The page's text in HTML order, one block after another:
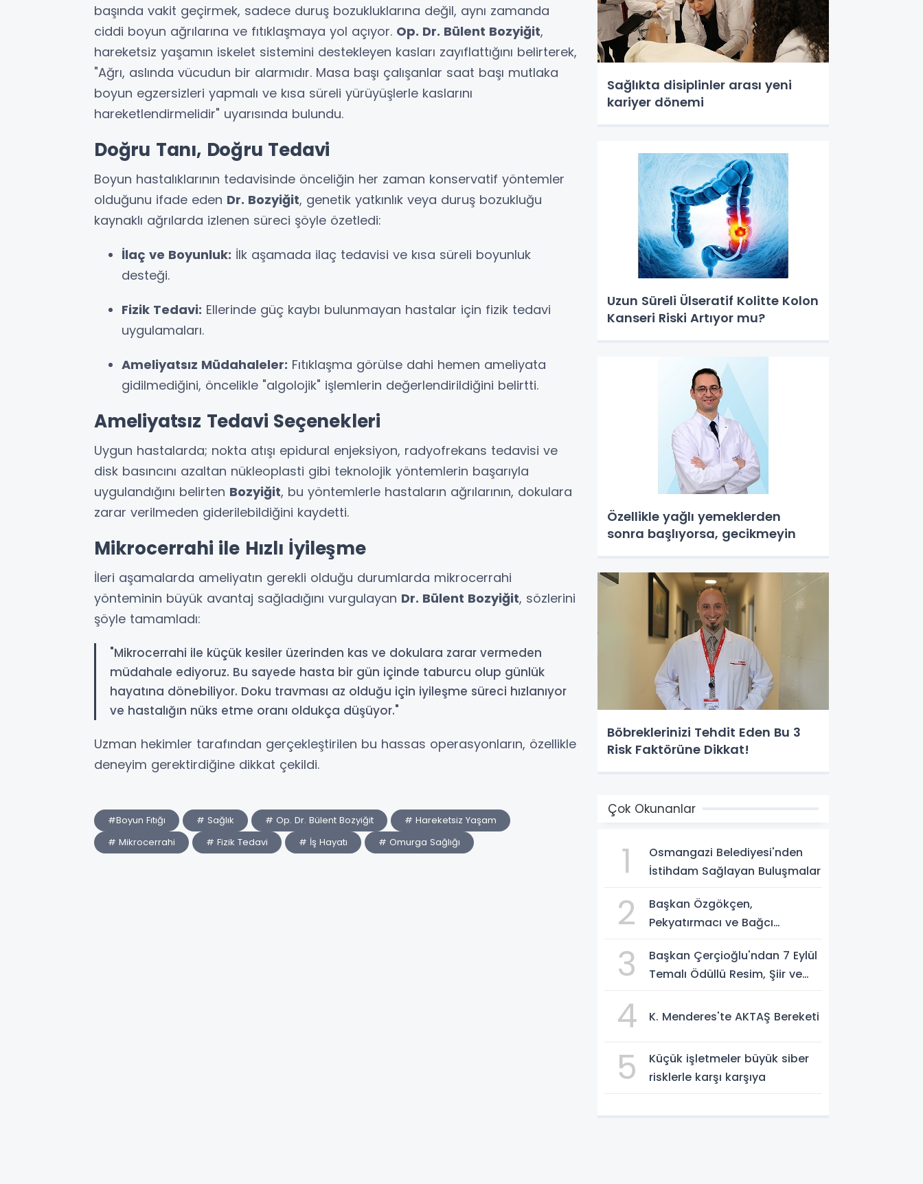
başında vakit geçirmek, sadece duruş bozukluklarına değil, aynı zamanda
ciddi boyun ağrılarına ve fıtıklaşmaya yol açıyor. Op. Dr. Bülent Bozyiğit,
hareketsiz yaşamın iskelet sistemini destekleyen kasları zayıflattığını belirterek,
"Ağrı, aslında vücudun bir alarmıdır. Masa başı çalışanlar saat başı mutlaka
boyun egzersizleri yapmalı ve kısa süreli yürüyüşlerle kaslarını
hareketlendirmelidir" uyarısında bulundu.
Doğru Tanı, Doğru Tedavi
Boyun hastalıklarının tedavisinde önceliğin her zaman konservatif yöntemler
olduğunu ifade eden Dr. Bozyiğit, genetik yatkınlık veya duruş bozukluğu
kaynaklı ağrılarda izlenen süreci şöyle özetledi:
İlaç ve Boyunluk: İlk aşamada ilaç tedavisi ve kısa süreli boyunluk
desteği.
Fizik Tedavi: Ellerinde güç kaybı bulunmayan hastalar için fizik tedavi
uygulamaları.
Ameliyatsız Müdahaleler: Fıtıklaşma görülse dahi hemen ameliyata
gidilmediğini, öncelikle "algolojik" işlemlerin değerlendirildiğini belirtti.
Ameliyatsız Tedavi Seçenekleri
Uygun hastalarda; nokta atışı epidural enjeksiyon, radyofrekans tedavisi ve
disk basıncını azaltan nükleoplasti gibi teknolojik yöntemlerin başarıyla
uygulandığını belirten Bozyiğit, bu yöntemlerle hastaların ağrılarının, dokulara
zarar verilmeden giderilebildiğini kaydetti.
Mikrocerrahi ile Hızlı İyileşme
İleri aşamalarda ameliyatın gerekli olduğu durumlarda mikrocerrahi
yönteminin büyük avantaj sağladığını vurgulayan Dr. Bülent Bozyiğit, sözlerini
şöyle tamamladı:
"Mikrocerrahi ile küçük kesiler üzerinden kas ve dokulara zarar vermeden
müdahale ediyoruz. Bu sayede hasta bir gün içinde taburcu olup günlük
hayatına dönebiliyor. Doku travması az olduğu için iyileşme süreci hızlanıyor
ve hastalığın nüks etme oranı oldukça düşüyor."
Uzman hekimler tarafından gerçekleştirilen bu hassas operasyonların, özellikle
deneyim gerektirdiğine dikkat çekildi.
#Boyun Fıtığı # Sağlık # Op. Dr. Bülent Bozyiğit
# Hareketsiz Yaşam
# Mikrocerrahi
# Fizik Tedavi # İş Hayatı # Omurga Sağlığı
Sağlıkta disiplinler arası yeni
kariyer dönemi
Uzun Süreli Ülseratif Kolitte Kolon
Kanseri Riski Artıyor mu?
Özellikle yağlı yemeklerden
sonra başlıyorsa, gecikmeyin
Böbreklerinizi Tehdit Eden Bu 3
Risk Faktörüne Dikkat!
Çok Okunanlar
1
Osmangazi Belediyesi'nden
İstihdam Sağlayan Buluşmalar
2
Başkan Özgökçen,
Pekyatırmacı ve Bağcı
Vatandaşlarla Bir Araya Geldi
3
Başkan Çerçioğlu'ndan 7 Eylül
Temalı Ödüllü Resim, Şiir ve
4 K. Menderes'te AKTAŞ Bereketi
5
Küçük işletmeler büyük siber
risklerle karşı karşıya